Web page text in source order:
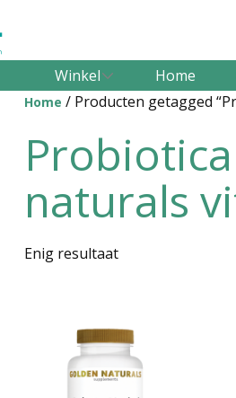
Winkel Home
Home / Producten getagged
naturals
Enig resultaat